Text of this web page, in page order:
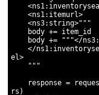
el>
rs)